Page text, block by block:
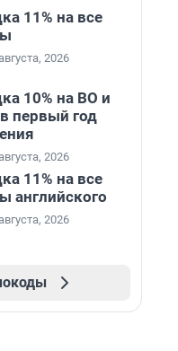
11% на все
2026
10% на ВО и
первый год
2026
11% на все
английского
2026